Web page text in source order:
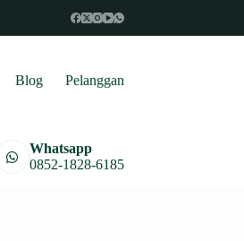
Blog Pelanggan
Whatsapp
0852-1828-6185